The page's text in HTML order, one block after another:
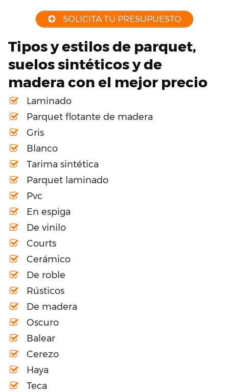
SOLICITA TU PRESUPUESTO
Tipos y estilos de parquet,
suelos sintéticos y de
madera con el mejor precio
Laminado
Parquet flotante de madera
Gris
Blanco
Tarima sintética
Parquet laminado
Pvc
En espiga
De vinilo
Courts
Cerámico
De roble
Rústicos
De madera
Oscuro
Balear
Cerezo
Haya
Teca